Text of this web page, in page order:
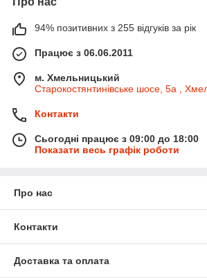
94% позитивних з 255 відгуків за рік
Працює з 06.06.2011
м. Хмельницький
Старокостянтинівське шосе, 5а ,
Контакти
Сьогодні працює з 09:00 до 18:00
Показати весь графік роботи
Про нас
Контакти
Доставка та оплата